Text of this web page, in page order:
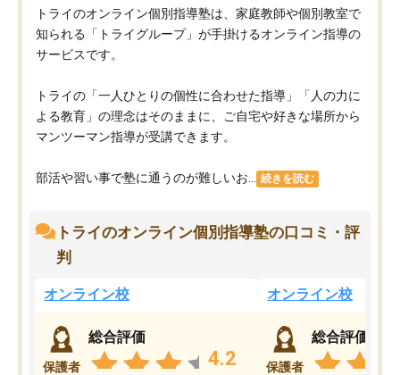
トライのオンライン個別指導塾は、家庭教師や個別教室で
知られる「トライグループ」が手掛けるオンライン指導の
サービスです。
トライの「一人ひとりの個性に合わせた指導」「人の力に
よる教育」の理念はそのままに、ご自宅や好きな場所から
マンツーマン指導が受講できます。
部活や習い事で塾に通うのが難しいお... 続きを読む
トライのオンライン個別指導塾の口コミ・評
判
オンライン校
保護者
総合評価
4.2
オンライン校
保護者
総合評価